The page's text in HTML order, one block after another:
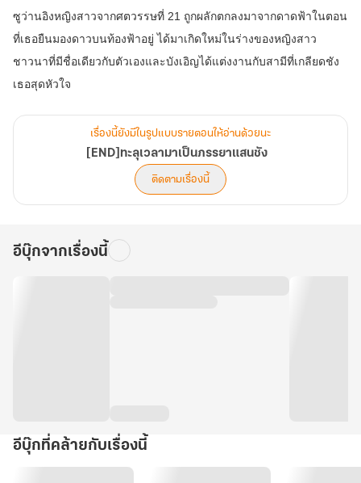
ชัง
ซูว่านอิงหญิงสาวจากศตวรรษที่ 21 ถูกผลักตกลงมาจากดาดฟ้าในตอน
ที่เธอยืนมองดาวบนท้องฟ้าอยู่ ได้มาเกิดใหม่ในร่างของหญิงสาว
ชาวนาที่มีชื่อเดียวกับตัวเองและบังเอิญได้แต่งงานกับสามีที่เกลียดชัง
เธอสุดหัวใจ
เรื่องนี้ยังมีในรูปแบบรายตอนให้อ่านด้วยนะ
[END]ทะลุเวลามาเป็นภรรยาแสนชัง
ติดตามเรื่องนี้
อีบุ๊กจากเรื่องนี้
อีบุ๊กที่คล้ายกับเรื่องนี้